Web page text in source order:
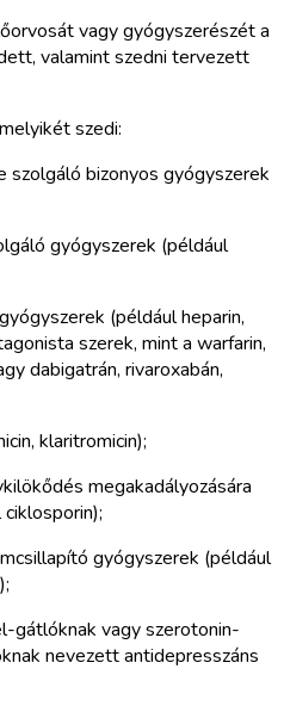
vagy gyógyszerészét a
valamint szedni tervezett
szedi:
bizonyos gyógyszerek
gyógyszerek (például
(például heparin,
szerek, mint a warfarin,
dabigatrán, rivaroxabán,
klaritromicin);
megakadályozására
gyógyszerek (például
gátlóknak vagy szerotonin-
nevezett antidepresszáns